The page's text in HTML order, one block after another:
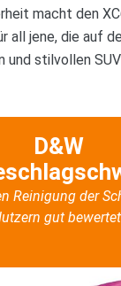
macht den
all jene, die auf
und stilvollen
D&W
Reinigung der
gut